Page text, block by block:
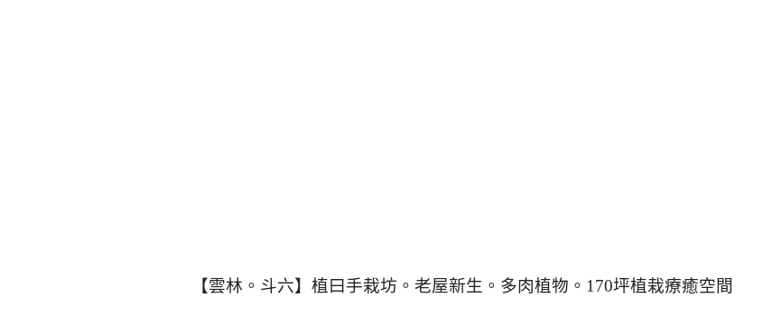
【雲林。斗六】植曰手栽坊。老屋新生。多肉植物。170坪植栽療癒空間